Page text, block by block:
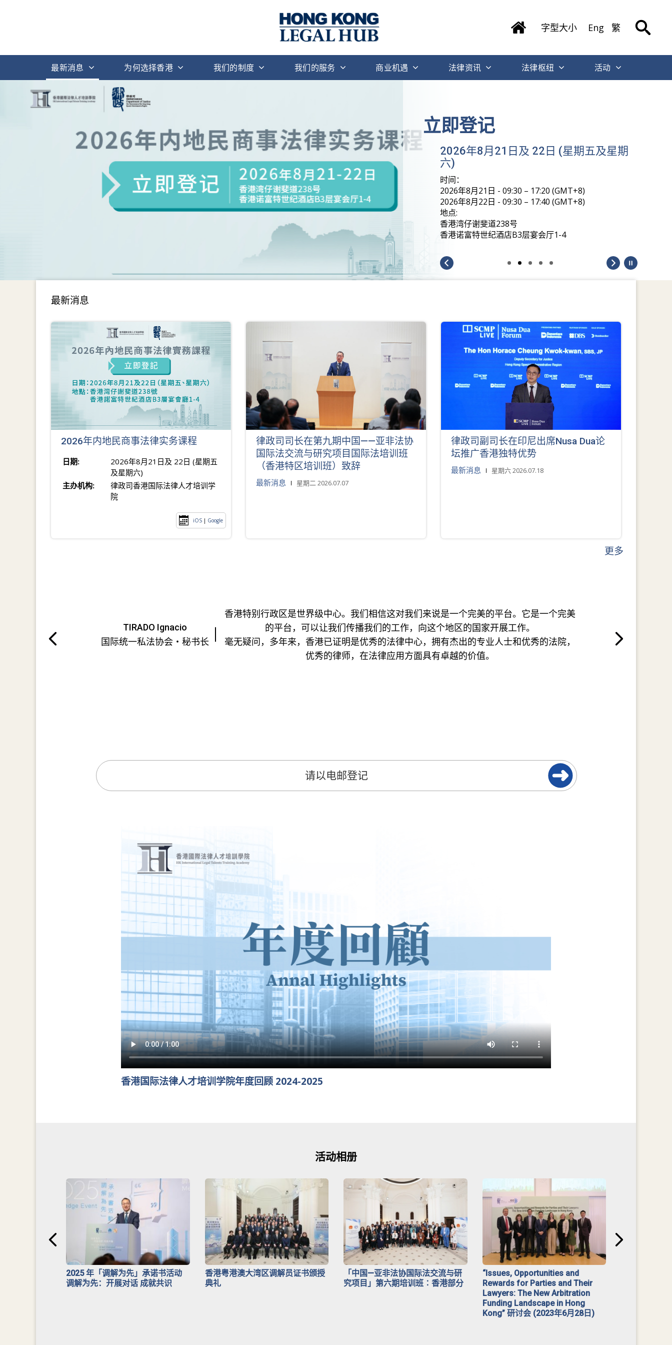
字型大小 Eng 繁
最新消息 为何选择香港 我们的制度 我们的服务 商业机遇 法律资讯 法律枢纽 活动
立即登记
2026年8月21日及 22日 (星期五及星期
六)
时间：
2026年8月21日 - 09:30 – 17:20 (GMT+8)
2026年8月22日 - 09:30 – 17:40 (GMT+8)
地点:
香港湾仔谢斐道238号
香港诺富特世纪酒店B3层宴会厅1-4
最新消息
2026年内地民商事法律实务课程
日期:
2026年8月21日及 22日 (星期五
及星期六)
主办机构:
律政司香港国际法律人才培训学
院
iOS | Google
律政司司长在第九期中国——亚非法协
国际法交流与研究项目国际法培训班
（香港特区培训班）致辞
最新消息 星期二 2026.07.07
律政司副司长在印尼出席Nusa Dua论
坛推广香港独特优势
最新消息 星期六 2026.07.18
更多
TIRADO Ignacio
国际统一私法协会・秘书长
香港特别行政区是世界级中心。我们相信这对我们来说是一个完美的平台。它是一个完美
的平台，可以让我们传播我们的工作，向这个地区的国家开展工作。
毫无疑问，多年来，香港已证明是优秀的法律中心，拥有杰出的专业人士和优秀的法院，
优秀的律师，在法律应用方面具有卓越的价值。
香港国际法律人才培训学院年度回顾 2024-2025
活动相册
2025 年「调解为先」承诺书活动
调解为先：开展对话 成就共识
香港粤港澳大湾区调解员证书颁授
典礼
「中国—亚非法协国际法交流与研
究项目」第六期培训班∶香港部分
“Issues, Opportunities and
Rewards for Parties and Their
Lawyers: The New Arbitration
Funding Landscape in Hong
Kong” 研讨会 (2023年6月28日)